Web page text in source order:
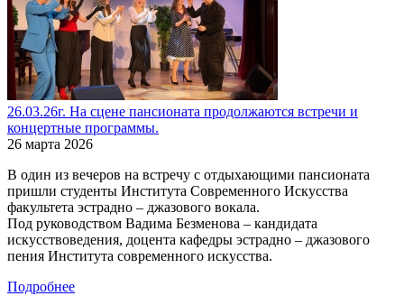
26.03.26г. На сцене пансионата продолжаются встречи и
концертные программы.
26 марта 2026
В один из вечеров на встречу с отдыхающими пансионата
пришли студенты Института Современного Искусства
факультета эстрадно – джазового вокала.
Под руководством Вадима Безменова – кандидата
искусствоведения, доцента кафедры эстрадно – джазового
пения Института современного искусства.
Подробнее